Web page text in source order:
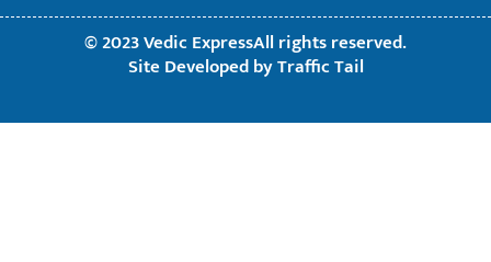
© 2023 Vedic ExpressAll rights reserved.
Site Developed byTraffic Tail